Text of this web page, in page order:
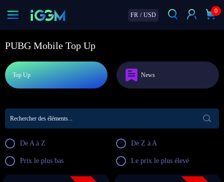
FR / USD
0
PUBG Mobile Top Up
Top Up News
De A à Z De Z à A
Prix le plus bas Le prix le plus élevé